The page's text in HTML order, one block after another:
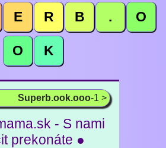
E R B . O
O K
Superb.ook.ooo-1 >
- S nami
prekonáte ●